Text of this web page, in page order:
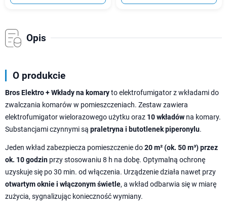
Opis
O produkcie
Bros Elektro + Wkłady na komaryto elektrofumigator z wkładami do
zwalczania komarów w pomieszczeniach. Zestaw zawiera
elektrofumigator wielorazowego użytku oraz 10 wkładów na komary.
Substancjami czynnymi są praletryna i butotlenek piperonylu.
Jeden wkład zabezpiecza pomieszczenie do20 m² (ok. 50 m³) przez
ok. 10 godzin przy stosowaniu 8 h na dobę. Optymalną ochronę
uzyskuje się po 30 min. od włączenia. Urządzenie działa nawet przy
otwartym oknie i włączonym świetle, a wkład odbarwia się w miarę
zużycia, sygnalizując konieczność wymiany.